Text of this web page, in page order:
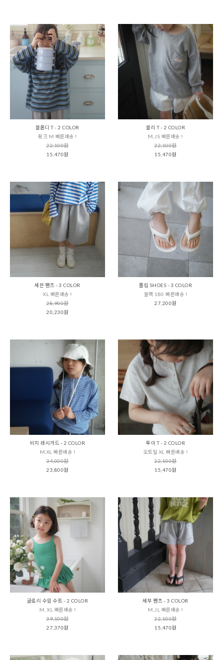
블론디 T - 2 COLOR
핑크 M 빠른배송 !
22,100원
15,470원
블리 T - 2 COLOR
M,JS 빠른배송 !
22,100원
15,470원
세븐 팬츠 - 3 COLOR
XL 빠른배송 !
28,900원
20,230원
플립 SHOES - 3 COLOR
블랙 180 빠른배송 !
27,200원
비치 래시가드 - 2 COLOR
M,XL 빠른배송 !
34,000원
23,800원
루이 T - 2 COLOR
오트밀 XL 빠른배송 !
22,100원
15,470원
글로리 수읨 수트 - 2 COLOR
M, XL 빠른배송 !
39,100원
27,370원
세부 팬츠 - 3 COLOR
M,JL 빠른배송 !
22,100원
15,470원